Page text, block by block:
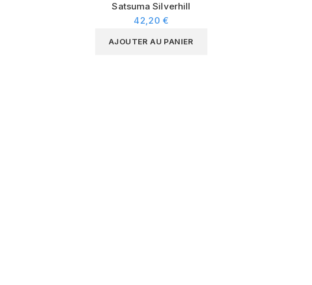
Satsuma Silverhill
42,20 €
AJOUTER AU PANIER